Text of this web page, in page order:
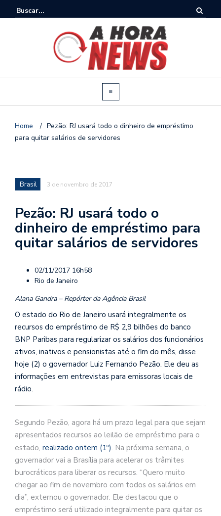
Home / Pezão: RJ usará todo o dinheiro de empréstimo
para quitar salários de servidores
Brasil 3 de novembro de 2017
Pezão: RJ usará todo o
dinheiro de empréstimo para
quitar salários de servidores
02/11/2017 16h58
Rio de Janeiro
Alana Gandra – Repórter da Agência Brasil
O estado do Rio de Janeiro usará integralmente os
recursos do empréstimo de R$ 2,9 bilhões do banco
BNP Paribas para regularizar os salários dos funcionários
ativos, inativos e pensionistas até o fim do mês, disse
hoje (2) o governador Luiz Fernando Pezão. Ele deu as
informações em entrevistas para emissoras locais de
rádio.
Segundo Pezão, agora há um prazo legal para que sejam
apresentados recursos ao leilão de empréstimo para o
estado, realizado ontem (1º). Na próxima semana, o
governador vai a Brasília para acelerar os trâmites
burocráticos para liberar os recursos. “Quero muito
chegar ao fim de novembro com todos os salários em
dia”, externou o governador. Ele destacou que o
empréstimo será utilizado integralmente para quitar os